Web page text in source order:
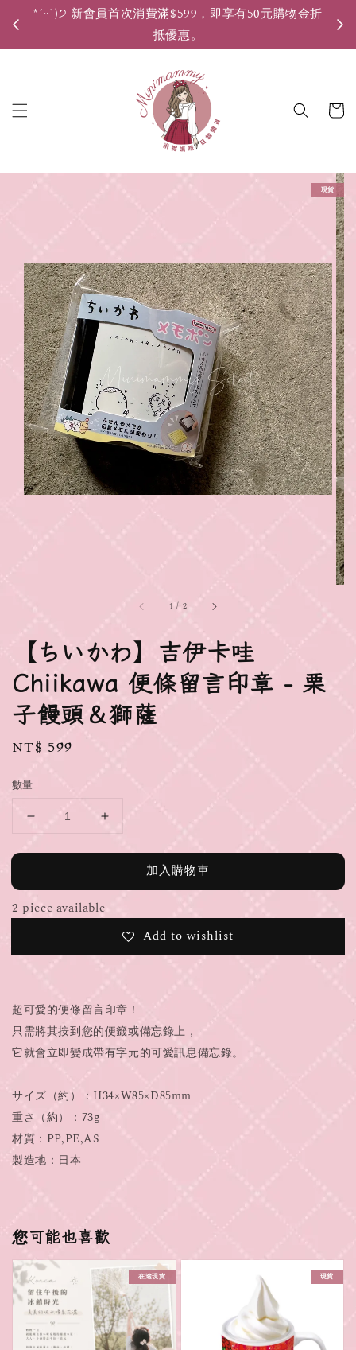
*ˊᵕˋ)੭ 新會員首次消費滿$599，即享有50元購物金折
抵優惠。
1 / 2
現貨
【ちいかわ】吉伊卡哇
Chiikawa 便條留言印章 - 栗
子饅頭＆獅薩
Regular
NT$ 599
數量
加入購物車
2 piece available
Add to wishlist
超可愛的便條留言印章！
只需將其按到您的便籤或備忘錄上，
它就會立即變成帶有字元的可愛訊息備忘錄。
サイズ（約）：H34×W85×D85mm
重さ（約）：73g
材質：PP,PE,AS
製造地：日本
您可能也喜歡
在途現貨 現貨